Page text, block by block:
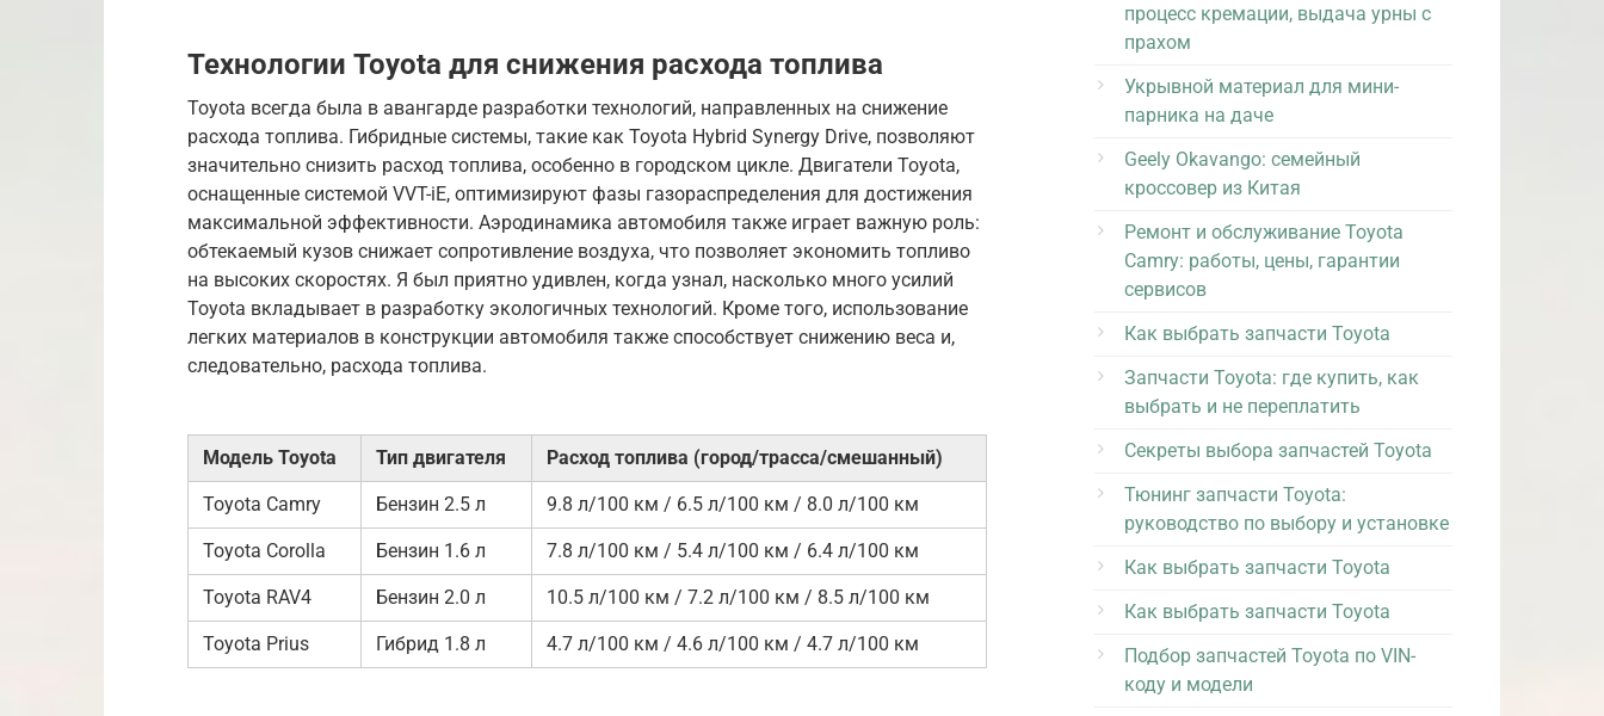
Технологии Toyota для снижения расхода топлива
Toyota всегда была в авангарде разработки технологий, направленных на снижение
расхода топлива. Гибридные системы, такие как Toyota Hybrid Synergy Drive, позволяют
значительно снизить расход топлива, особенно в городском цикле. Двигатели Toyota,
оснащенные системой VVT-iE, оптимизируют фазы газораспределения для достижения
максимальной эффективности. Аэродинамика автомобиля также играет важную роль:
обтекаемый кузов снижает сопротивление воздуха, что позволяет экономить топливо
на высоких скоростях. Я был приятно удивлен, когда узнал, насколько много усилий
Toyota вкладывает в разработку экологичных технологий. Кроме того, использование
легких материалов в конструкции автомобиля также способствует снижению веса и,
следовательно, расхода топлива.
Модель Toyota Тип двигателя Расход топлива (город/трасса/смешанный)
Toyota Camry Бензин 2.5 л 9.8 л/100 км / 6.5 л/100 км / 8.0 л/100 км
Toyota Corolla Бензин 1.6 л 7.8 л/100 км / 5.4 л/100 км / 6.4 л/100 км
Toyota RAV4 Бензин 2.0 л 10.5 л/100 км / 7.2 л/100 км / 8.5 л/100 км
Toyota Prius Гибрид 1.8 л 4.7 л/100 км / 4.6 л/100 км / 4.7 л/100 км
процесс кремации, выдача урны с
прахом
Укрывной материал для мини-
парника на даче
Geely Okavango: семейный
кроссовер из Китая
Ремонт и обслуживание Toyota
Camry: работы, цены, гарантии
сервисов
Как выбрать запчасти Toyota
Запчасти Toyota: где купить, как
выбрать и не переплатить
Секреты выбора запчастей Toyota
Тюнинг запчасти Toyota:
руководство по выбору и установке
Как выбрать запчасти Toyota
Как выбрать запчасти Toyota
Подбор запчастей Toyota по VIN-
коду и модели